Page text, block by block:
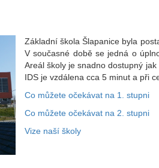
Základní škola Šlapanice byla
V současné době se jedná o
Areál školy je snadno dostupný
IDS je vzdálena cca 5 minut a při
Co můžete očekávat na 1. stupni
Co můžete očekávat na 2. stupni
Vize naší školy